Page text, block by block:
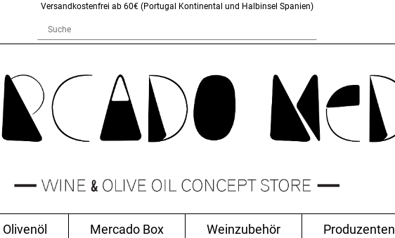
Versandkostenfrei ab 60€ (Portugal Kontinental und Halbinsel Spanien)
Olivenöl Mercado Box Weinzubehör Produzenten